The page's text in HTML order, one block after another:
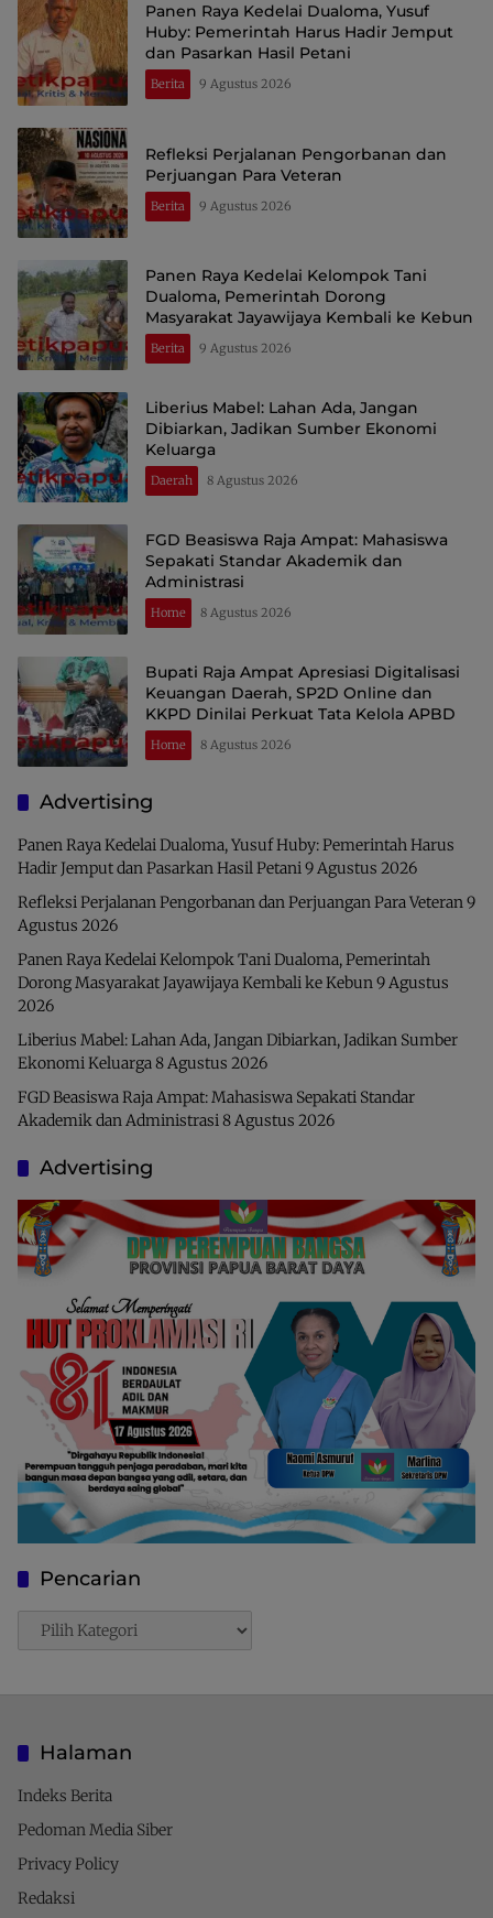
Panen Raya Kedelai Dualoma, Yusuf
Huby: Pemerintah Harus Hadir Jemput
dan Pasarkan Hasil Petani
Berita 9 Agustus 2026
Refleksi Perjalanan Pengorbanan dan
Perjuangan Para Veteran
Berita 9 Agustus 2026
Panen Raya Kedelai Kelompok Tani
Dualoma, Pemerintah Dorong
Masyarakat Jayawijaya Kembali ke Kebun
Berita 9 Agustus 2026
Liberius Mabel: Lahan Ada, Jangan
Dibiarkan, Jadikan Sumber Ekonomi
Keluarga
Daerah 8 Agustus 2026
FGD Beasiswa Raja Ampat: Mahasiswa
Sepakati Standar Akademik dan
Administrasi
Home 8 Agustus 2026
Bupati Raja Ampat Apresiasi Digitalisasi
Keuangan Daerah, SP2D Online dan
KKPD Dinilai Perkuat Tata Kelola APBD
Home 8 Agustus 2026
Advertising
Panen Raya Kedelai Dualoma, Yusuf Huby: Pemerintah Harus
Hadir Jemput dan Pasarkan Hasil Petani9 Agustus 2026
Refleksi Perjalanan Pengorbanan dan Perjuangan Para Veteran9
Agustus 2026
Panen Raya Kedelai Kelompok Tani Dualoma, Pemerintah
Dorong Masyarakat Jayawijaya Kembali ke Kebun9 Agustus
2026
Liberius Mabel: Lahan Ada, Jangan Dibiarkan, Jadikan Sumber
Ekonomi Keluarga8 Agustus 2026
FGD Beasiswa Raja Ampat: Mahasiswa Sepakati Standar
Akademik dan Administrasi8 Agustus 2026
Advertising
Pencarian
Pencarian
Halaman
Indeks Berita
Pedoman Media Siber
Privacy Policy
Redaksi